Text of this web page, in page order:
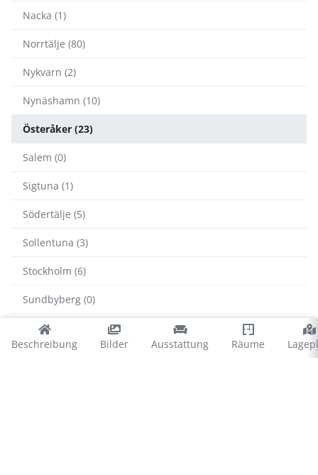
Beschreibung Bilder Ausstattung Räume
Nacka (1)
Norrtälje (80)
Nykvarn (2)
Nynäshamn (10)
Österåker (23)
Salem (0)
Sigtuna (1)
Södertälje (5)
Sollentuna (3)
Stockholm (6)
Sundbyberg (0)
Tyresö (3)